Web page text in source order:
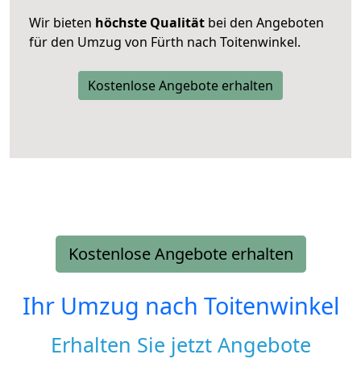
Wir bieten höchste Qualität bei den Angeboten
für den Umzug von Fürth nach Toitenwinkel.
Kostenlose Angebote erhalten
Kostenlose Angebote erhalten
Ihr Umzug nach Toitenwinkel
Erhalten Sie jetzt Angebote